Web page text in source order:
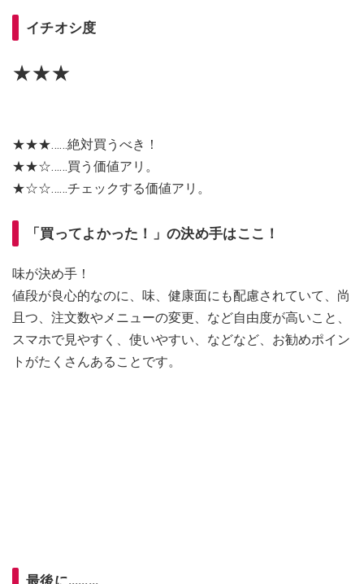
イチオシ度
★★★
★★★……絶対買うべき！
★★☆……買う価値アリ。
★☆☆……チェックする価値アリ。
「買ってよかった！」の決め手はここ！
味が決め手！
値段が良心的なのに、味、健康面にも配慮されていて、尚
且つ、注文数やメニューの変更、など自由度が高いこと、
スマホで見やすく、使いやすい、などなど、お勧めポイン
トがたくさんあることです。
最後に………